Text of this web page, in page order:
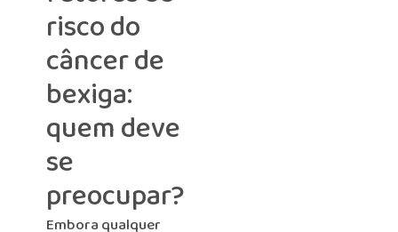
risco do
câncer de
bexiga:
quem deve
se
preocupar?
Embora qualquer